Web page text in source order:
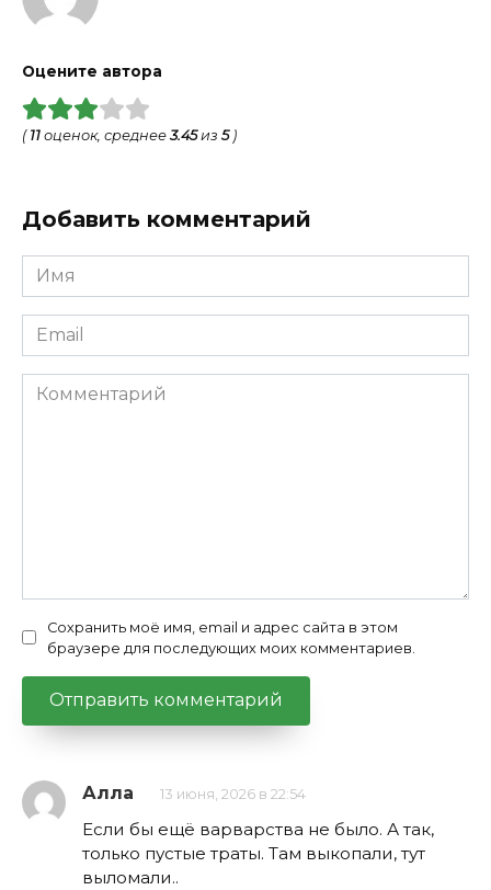
Оцените автора
( 11 оценок, среднее3.45из 5)
Добавить комментарий
Имя
*
Email
*
Комментарий
Сохранить моё имя, email и адрес сайта в этом
браузере для последующих моих комментариев.
Алла 13 июня, 2026 в 22:54
Если бы ещё варварства не было. А так,
только пустые траты. Там выкопали, тут
выломали..